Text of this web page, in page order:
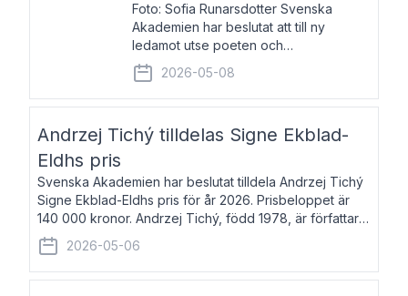
Foto: Sofia Runarsdotter Svenska
Akademien har beslutat att till ny
ledamot utse poeten och
litteraturkritikern Anna Hallberg. Hon
efterträder poeten Tua Forsström på
stol 18 och kommer att ta sitt inträde vid
2026-05-08
Andrzej Tichý tilldelas Signe Ekblad-
Eldhs pris
Svenska Akademien har beslutat tilldela Andrzej Tichý
Signe Ekblad-Eldhs pris för år 2026. Prisbeloppet är
140 000 kronor. Andrzej Tichý, född 1978, är författare
och kulturskribent. Han debuterade 2005 med den
lovordade romanen Sex liter l
2026-05-06